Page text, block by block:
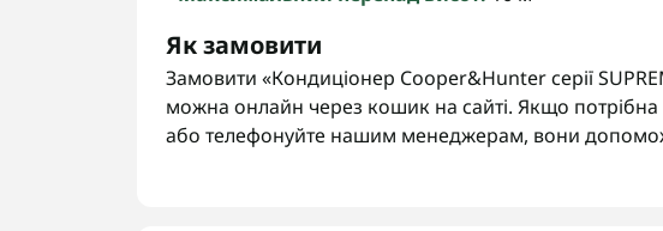
Як замовити
Замовити «Кондиціонер Cooper&Hunter серії
можна онлайн через кошик на сайті. Якщо потрібна
або телефонуйте нашим менеджерам, вони